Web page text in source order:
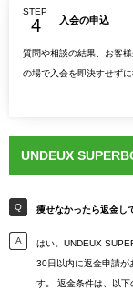
STEP
入会の申込
質問や相談の結果、お客
の場で入会を即決すせず
UNDEUX
痩せなかったら返金し
はい。UNDEUX
30日以内に返金申請が
す。 返金条件は、